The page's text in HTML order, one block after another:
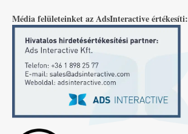
Média felületeinket az AdsInteractive értékesíti: